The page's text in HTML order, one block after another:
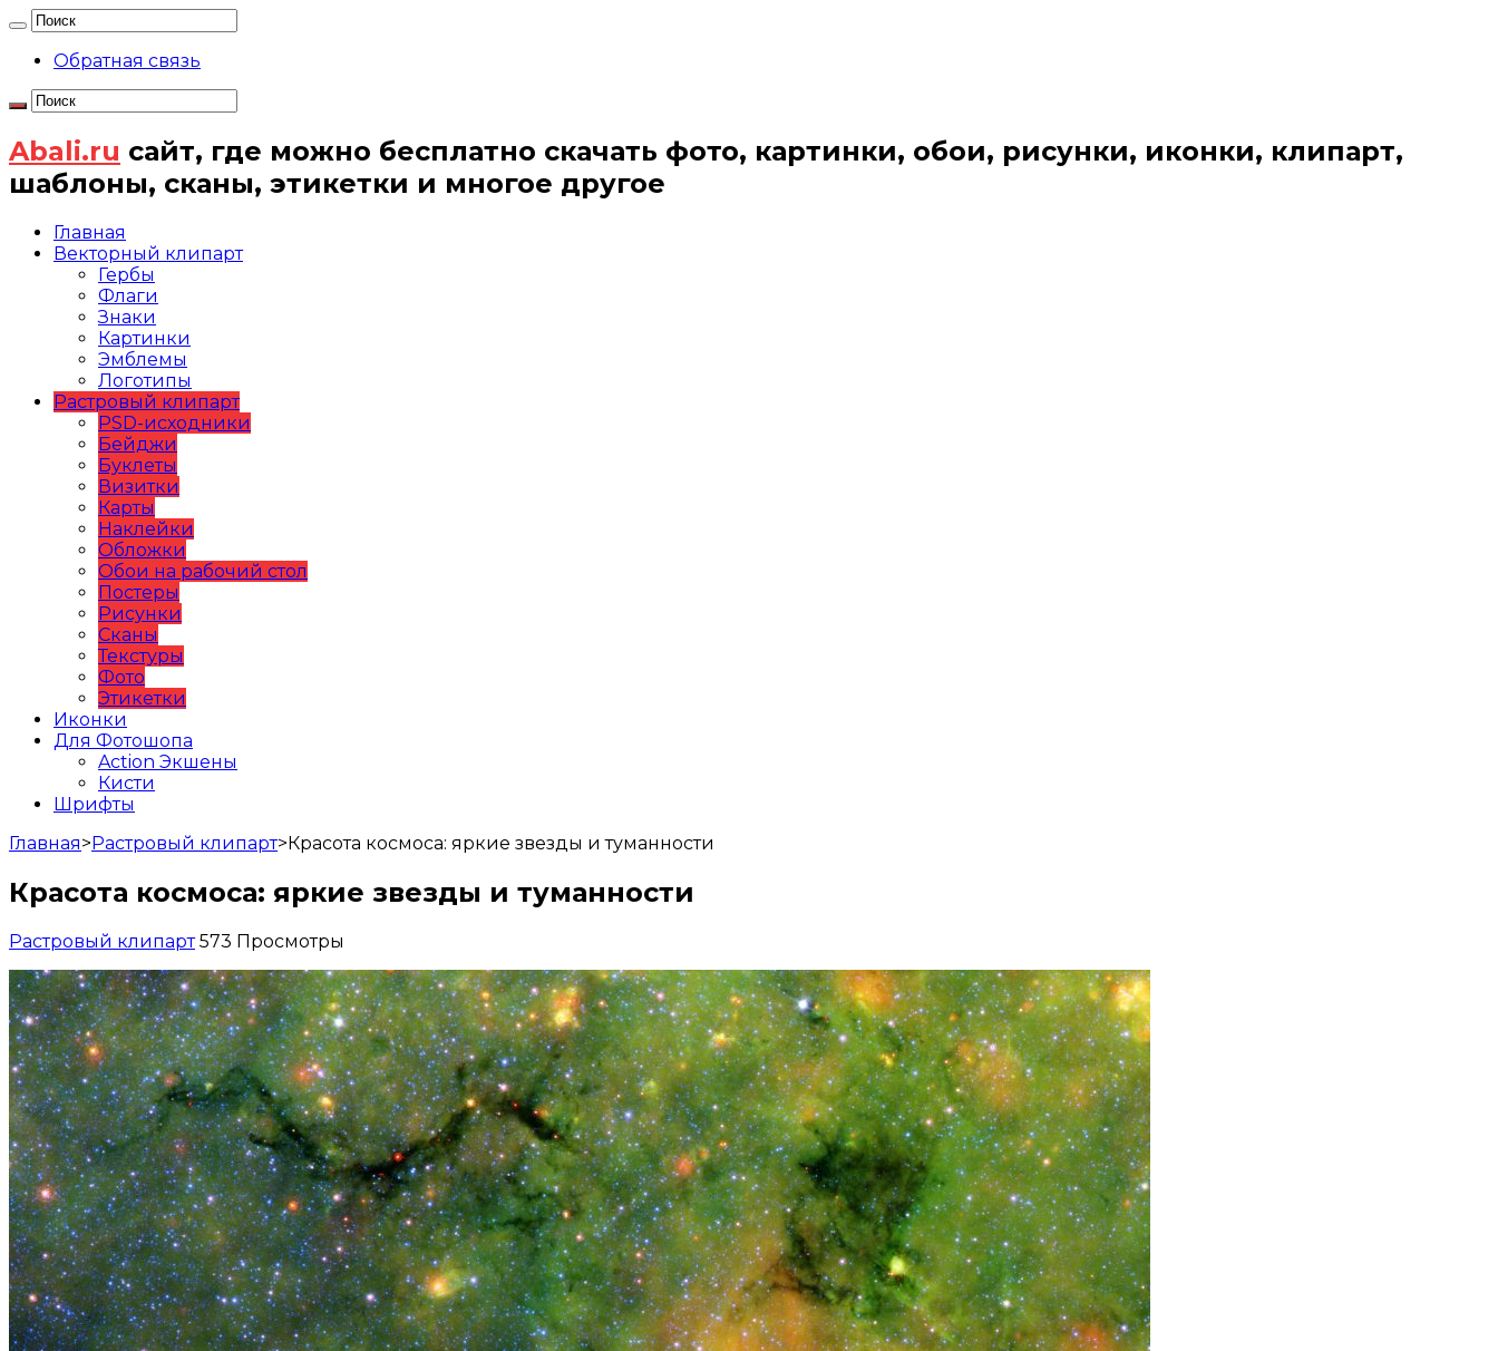
Обратная связь
Abali.ru сайт, где можно бесплатно скачать фото, картинки, обои, рисунки, иконки, клипарт,
шаблоны, сканы, этикетки и многое другое
Главная
Векторный клипарт
Гербы
Флаги
Знаки
Картинки
Эмблемы
Логотипы
Растровый клипарт
PSD-исходники
Бейджи
Буклеты
Визитки
Карты
Наклейки
Обложки
Обои на рабочий стол
Постеры
Рисунки
Сканы
Текстуры
Фото
Этикетки
Иконки
Для Фотошопа
Action Экшены
Кисти
Шрифты
Главная>Растровый клипарт>Красота космоса: яркие звезды и туманности
Красота космоса: яркие звезды и туманности
Растровый клипарт 573 Просмотры